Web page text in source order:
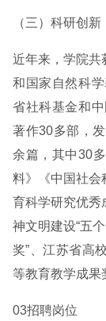
（三）科研创新
近年来，学院共
和国家自然科
省社科基金和
著作30多部，
余篇，其中30
料》《中国社会
育科学研究优秀
神文明建设“五
奖”、江苏省高
等教育教学成果
03招聘岗位